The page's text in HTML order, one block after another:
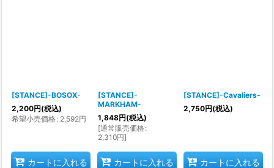
[STANCE]-BOSOX-
2,200円(税込)
希望小売価格: 2,592円
カートに入れる
[STANCE]-
MARKHAM-
1,848円(税込)
[通常販売価格:
2,310円]
カートに入れる
[STANCE]-Cavaliers-
2,750円(税込)
カートに入れる